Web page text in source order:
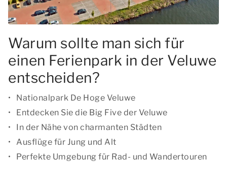
Warum sollte man sich für
einen Ferienpark in der Veluwe
entscheiden?
Nationalpark De Hoge Veluwe
Entdecken Sie die Big Five der Veluwe
In der Nähe von charmanten Städten
Ausflüge für Jung und Alt
Perfekte Umgebung für Rad- und Wandertouren